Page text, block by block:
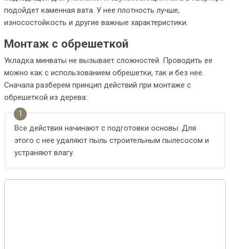
подойдет каменная вата. У нее плотность лучше,
износостойкость и другие важные характеристики.
Монтаж с обрешеткой
Укладка минваты не вызывает сложностей. Проводить ее
можно как с использованием обрешетки, так и без нее.
Сначала разберем принцип действий при монтаже с
обрешеткой из дерева:
Все действия начинают с подготовки основы. Для
этого с нее удаляют пыль строительным пылесосом и
устраняют влагу.